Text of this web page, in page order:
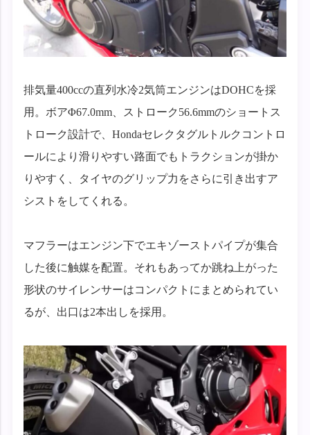
排気量400ccの直列水冷2気筒エンジンはDOHCを採
用。ボアΦ67.0mm、ストローク56.6mmのショートス
トローク設計で、Hondaセレクタグルトルクコントロ
ールにより滑りやすい路面でもトラクションが掛か
りやすく、タイヤのグリップ力をさらに引き出すア
シストをしてくれる。
マフラーはエンジン下でエキゾーストパイプが集合
した後に触媒を配置。それもあってか跳ね上がった
形状のサイレンサーはコンパクトにまとめられてい
るが、出口は2本出しを採用。